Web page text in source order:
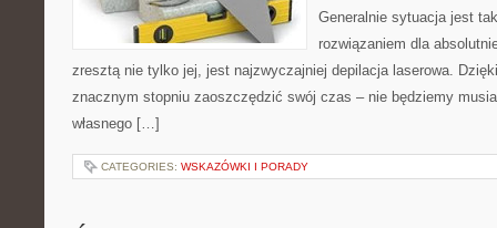
Generalnie sytuacja jest
rozwiązaniem dla
zresztą nie tylko jej, jest najzwyczajniej depilacja laserowa.
znacznym stopniu zaoszczędzić swój czas – nie będziemy
własnego […]
CATEGORIES: WSKAZÓWKI I PORADY